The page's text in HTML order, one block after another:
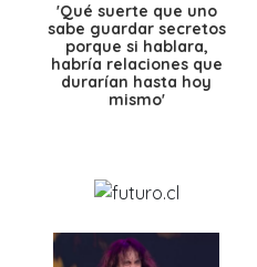
'Qué suerte que uno
sabe guardar secretos
porque si hablara,
habría relaciones que
durarían hasta hoy
mismo'